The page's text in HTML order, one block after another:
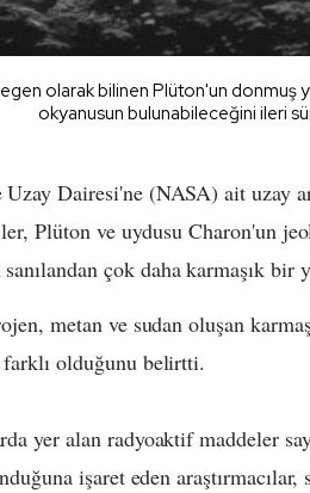
olarak bilinen Plüton'un donmuş
okyanusun bulunabileceğini ileri
Dairesi'ne (NASA) ait uzay
Plüton ve uydusu Charon'un
çok daha karmaşık bir
metan ve sudan oluşan
olduğunu belirtti.
yer alan radyoaktif maddeler
işaret eden